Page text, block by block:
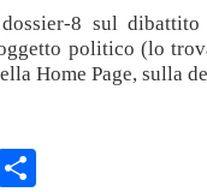
8 sul
politico (lo
Home Page, sulla
WhatsApp